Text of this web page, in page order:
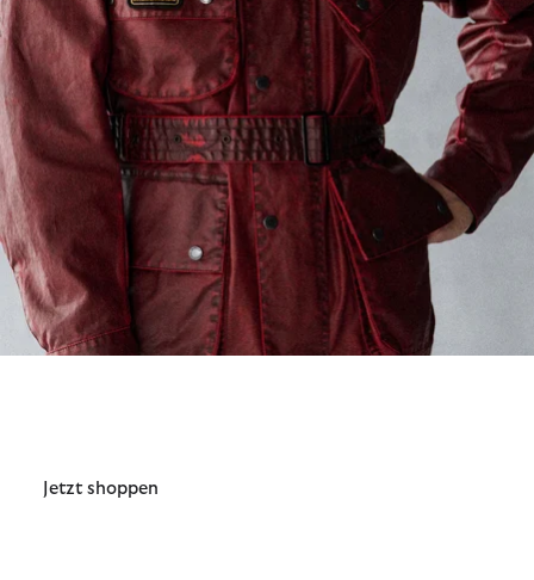
Jetzt shoppen